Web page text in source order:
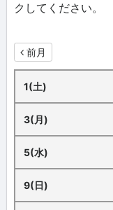
クしてください。
前月
1(土)
3(月)
5(水)
9(日)